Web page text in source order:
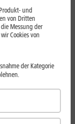
und
von Dritten
Messung der
Cookies von
der Kategorie